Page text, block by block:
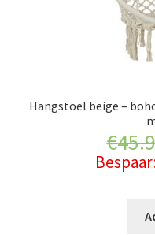
Hangstoel beige –
€